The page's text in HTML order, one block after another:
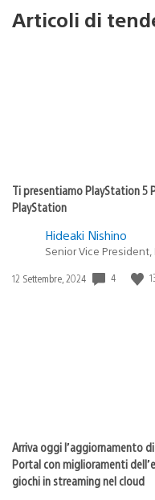
Articoli di
Ti presentiamo PlayStation 5
PlayStation
Hideaki Nishino
Senior Vice
Data
12 Settembre, 2024 4
Arriva oggi l’aggiornamento
Portal con miglioramenti
giochi in streaming nel cloud